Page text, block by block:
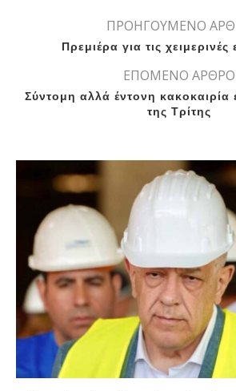
ΠΡΟΗΓΟΥΜΕΝΟ
Πρεμιέρα για τις
ΕΠΟΜΕΝΟ ΑΡΘΡΟ
Σύντομη αλλά έντονη κακοκαιρία
της Τρίτης